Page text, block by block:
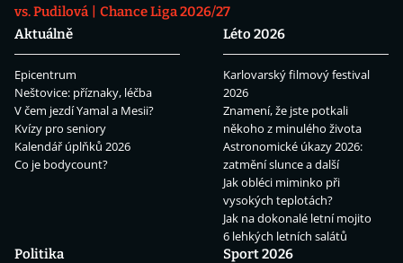
vs. Pudilová
Chance Liga 2026/27
Aktuálně
Epicentrum
Neštovice: příznaky, léčba
V čem jezdí Yamal a Mesii?
Kvízy pro seniory
Kalendář úplňků 2026
Co je bodycount?
Léto 2026
Karlovarský filmový festival
2026
Znamení, že jste potkali
někoho z minulého života
Astronomické úkazy 2026:
zatmění slunce a další
Jak obléci miminko při
vysokých teplotách?
Jak na dokonalé letní mojito
6 lehkých letních salátů
Politika
Sport 2026